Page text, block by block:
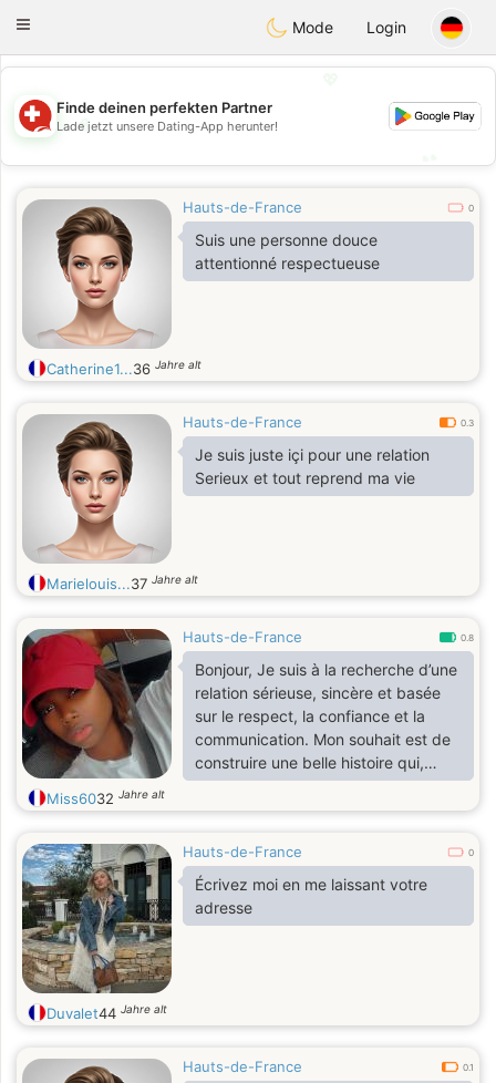
Suissi
Toggle
Mode Login
💖
💕
Finde deinen perfekten Partner
Lade jetzt unsere Dating-App herunter!
Hauts-de-France 0
Suis une personne douce
attentionné respectueuse
Catherine1...36 Jahre alt
Hauts-de-France 0.3
Je suis juste içi pour une relation
Serieux et tout reprend ma vie
Marielouis...37 Jahre alt
Hauts-de-France 0.8
Bonjour, Je suis à la recherche d’une
relation sérieuse, sincère et basée
sur le respect, la confiance et la
communication. Mon souhait est de
construire une belle histoire qui,
avec le temps, pourrait aboutir au
mariage. Si vous partagez les
relation stable et durable, je serai
ravie de faire votre connaissance. À
bientôt !
Miss6032 Jahre alt
Hauts-de-France 0
Écrivez moi en me laissant votre
adresse
Duvalet44 Jahre alt
Hauts-de-France 0.1